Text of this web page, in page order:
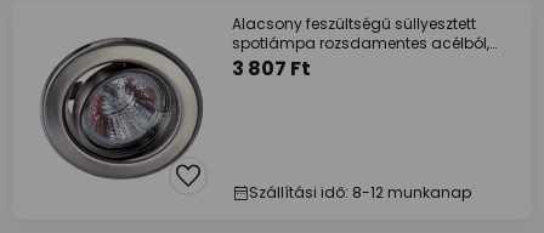
Alacsony feszültségű süllyesztett
spotlámpa rozsdamentes acélból,
forgatható
3 807 Ft
Szállítási idő: 8-12 munkanap